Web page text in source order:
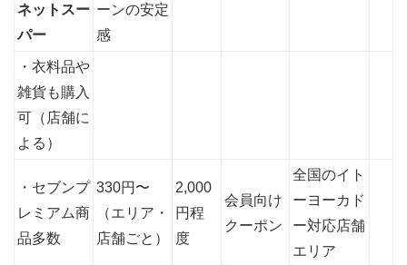
ネットスー
パー
ーンの安定
感
・衣料品や
雑貨も購入
可（店舗に
よる）
・セブンプ
レミアム商
品多数
330円〜
（エリア・
店舗ごと）
2,000
円程
度
会員向け
クーポン
全国のイト
ーヨーカド
ー対応店舗
エリア